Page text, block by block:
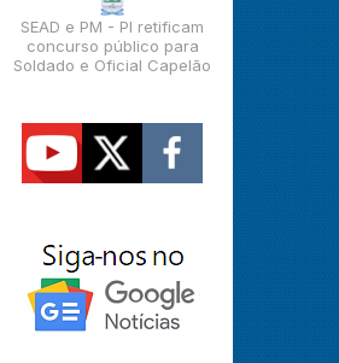
SEAD e PM - PI retificam
concurso público para
Soldado e Oficial Capelão